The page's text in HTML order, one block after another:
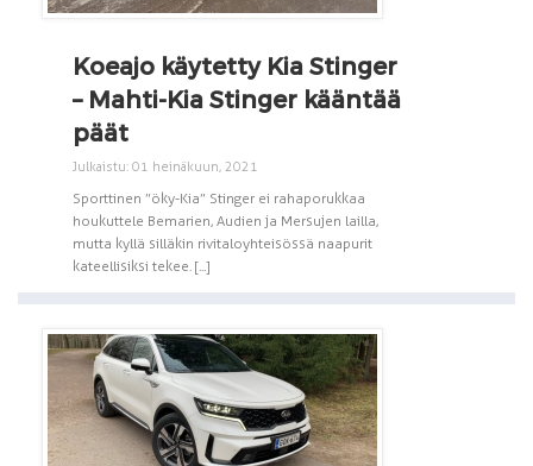
Koeajo käytetty Kia Stinger
– Mahti-Kia Stinger kääntää
päät
Julkaistu: 01 heinäkuun, 2021
Sporttinen ”öky-Kia” Stinger ei rahaporukkaa
houkuttele Bemarien, Audien ja Mersujen lailla,
mutta kyllä silläkin rivitaloyhteisössä naapurit
kateellisiksi tekee. [...]